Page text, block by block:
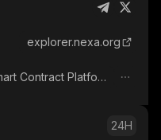
explorer.nexa.org
Smart Contract Platform
24H